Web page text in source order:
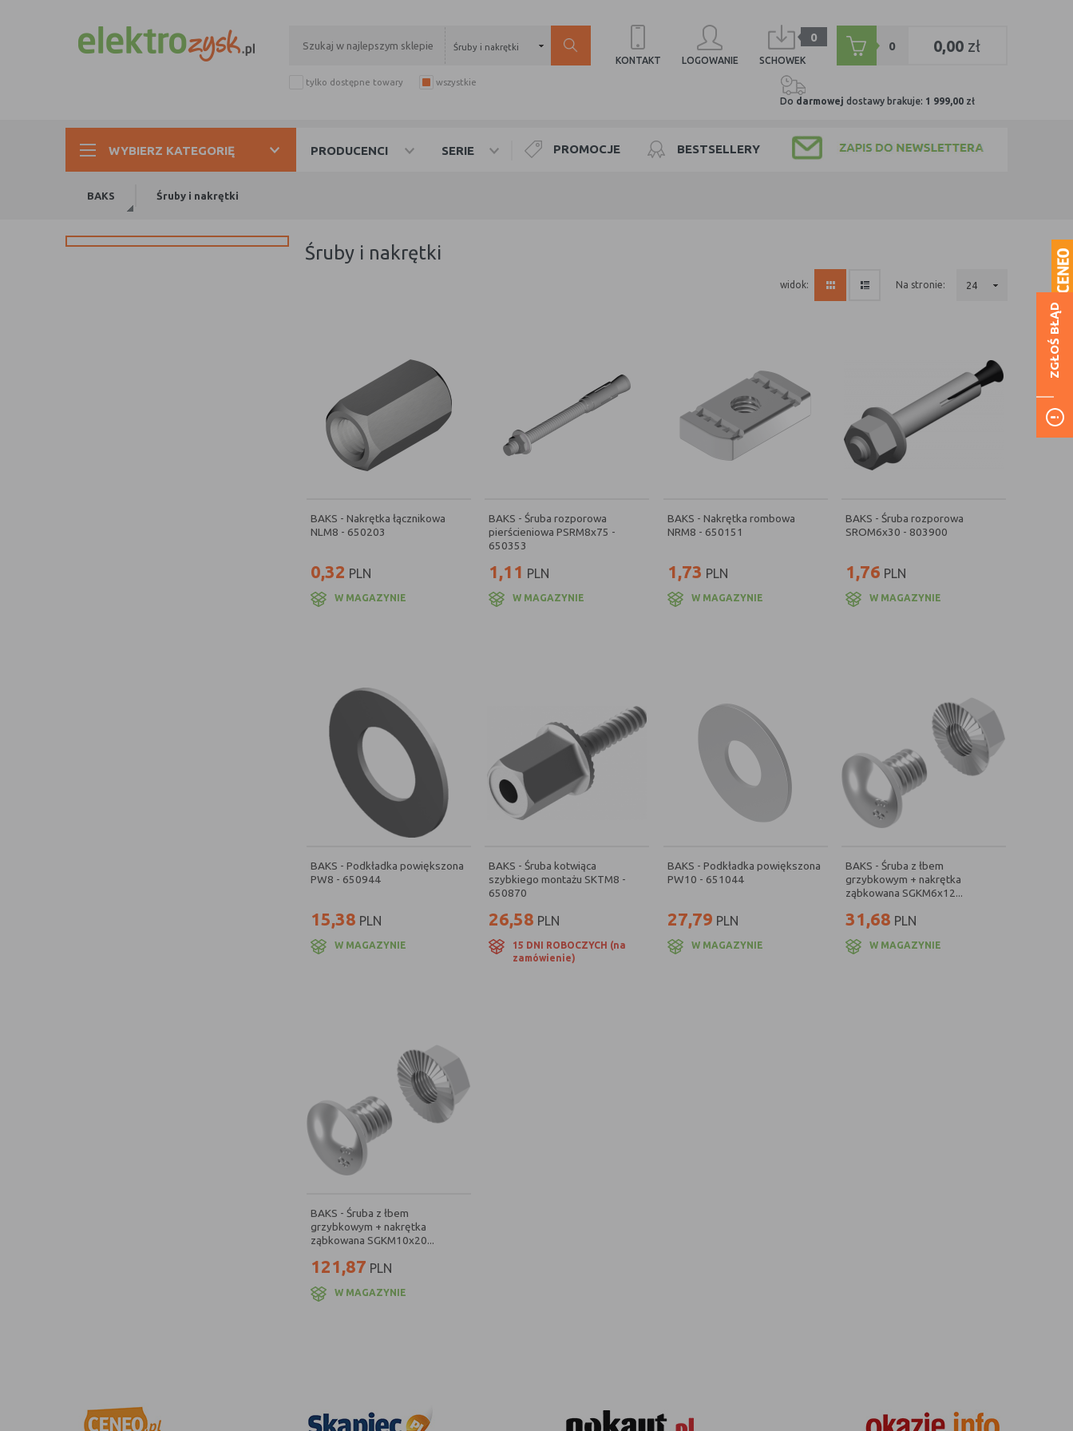
Śruby i nakrętki
tylko dostępne towary wszystkie
KONTAKT LOGOWANIE
0
SCHOWEK
0 0,00 zł
Do darmowej dostawy brakuje: 1 999,00 zł
WYBIERZ KATEGORIĘ PRODUCENCI SERIE PROMOCJE BESTSELLERY
BAKS Śruby i nakrętki
śruby i nakrętki
widok: na stronie: 24
BAKS - Nakrętka łącznikowa
NLM8 - 650203
0,32 PLN
W MAGAZYNIE
BAKS - Śruba rozporowa
pierścieniowa PSRM8x75 -
650353
1,11 PLN
W MAGAZYNIE
BAKS - Nakrętka rombowa
NRM8 - 650151
1,73 PLN
W MAGAZYNIE
BAKS - Śruba rozporowa
SROM6x30 - 803900
1,76 PLN
W MAGAZYNIE
BAKS - Podkładka powiększona
PW8 - 650944
15,38 PLN
W MAGAZYNIE
BAKS - Śruba kotwiąca
szybkiego montażu SKTM8 -
650870
26,58 PLN
15 DNI ROBOCZYCH (na
zamówienie)
BAKS - Podkładka powiększona
PW10 - 651044
27,79 PLN
W MAGAZYNIE
BAKS - Śruba z łbem
grzybkowym + nakrętka
ząbkowana SGKM6x12...
31,68 PLN
W MAGAZYNIE
BAKS - Śruba z łbem
grzybkowym + nakrętka
ząbkowana SGKM10x20...
121,87 PLN
W MAGAZYNIE
ZGŁOŚ BŁĄD